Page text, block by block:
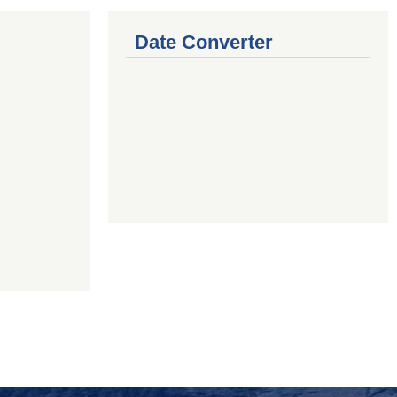
Date Converter